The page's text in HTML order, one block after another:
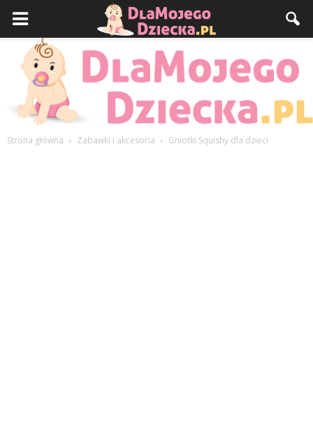
Strona główna Zabawki i akcesoria Gniotki Squishy dla dzieci